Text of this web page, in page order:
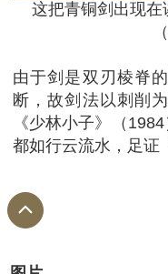
这把青铜剑出现在
由于剑是双刃棱脊
断，故剑法以刺削
《少林小子》（
都如行云流水，足证